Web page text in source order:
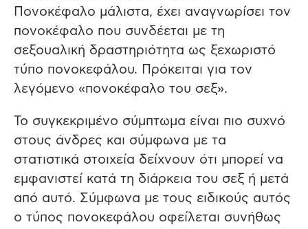
Πονοκέφαλο μάλιστα, έχει αναγνωρίσει τον
πονοκέφαλο που συνδέεται με τη
σεξουαλική δραστηριότητα ως ξεχωριστό
τύπο πονοκεφάλου. Πρόκειται για τον
λεγόμενο «πονοκέφαλο του σεξ».
Το συγκεκριμένο σύμπτωμα είναι πιο συχνό
στους άνδρες και σύμφωνα με τα
στατιστικά στοιχεία δείχνουν ότι μπορεί να
εμφανιστεί κατά τη διάρκεια του σεξ ή μετά
από αυτό. Σύμφωνα με τους ειδικούς αυτός
ο τύπος πονοκεφάλου οφείλεται συνήθως